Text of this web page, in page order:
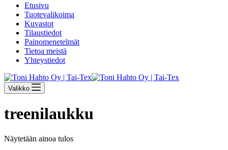
Etusivu
Tuotevalikoima
Kuvastot
Tilaustiedot
Painomenetelmät
Tietoa meistä
Yhteystiedot
Valikko
treenilaukku
Näytetään ainoa tulos